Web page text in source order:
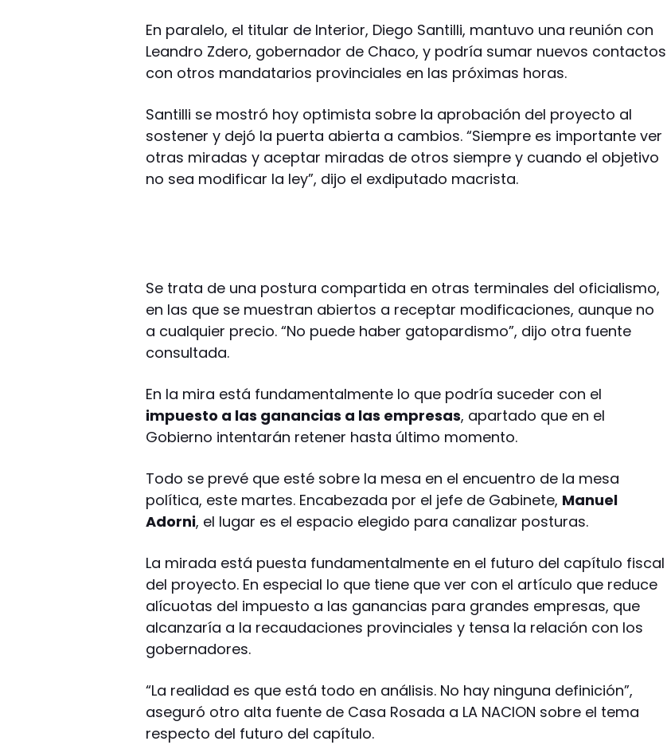
En paralelo, el titular de Interior, Diego Santilli, mantuvo una reunión con
Leandro Zdero, gobernador de Chaco, y podría sumar nuevos contactos
con otros mandatarios provinciales en las próximas horas.
Santilli se mostró hoy optimista sobre la aprobación del proyecto al
sostener y dejó la puerta abierta a cambios. “Siempre es importante ver
otras miradas y aceptar miradas de otros siempre y cuando el objetivo
no sea modificar la ley”, dijo el exdiputado macrista.
Se trata de una postura compartida en otras terminales del oficialismo,
en las que se muestran abiertos a receptar modificaciones, aunque no
a cualquier precio. “No puede haber gatopardismo”, dijo otra fuente
consultada.
En la mira está fundamentalmente lo que podría suceder con el
impuesto a las ganancias a las empresas, apartado que en el
Gobierno intentarán retener hasta último momento.
Todo se prevé que esté sobre la mesa en el encuentro de la mesa
política, este martes. Encabezada por el jefe de Gabinete, Manuel
Adorni, el lugar es el espacio elegido para canalizar posturas.
La mirada está puesta fundamentalmente en el futuro del capítulo fiscal
del proyecto. En especial lo que tiene que ver con el artículo que reduce
alícuotas del impuesto a las ganancias para grandes empresas, que
alcanzaría a la recaudaciones provinciales y tensa la relación con los
gobernadores.
“La realidad es que está todo en análisis. No hay ninguna definición”,
aseguró otro alta fuente de Casa Rosada a LA NACION sobre el tema
respecto del futuro del capítulo.